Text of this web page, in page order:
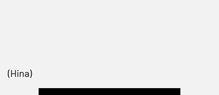
(Hina)